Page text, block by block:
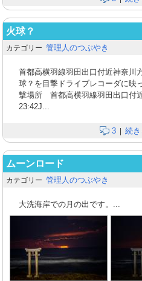
火球？
カテゴリー 管理人のつぶやき
首都高横羽線羽田出口付近神奈川
球？を目撃ドライブレコーダに映
撃場所 首都高横羽線羽田出口付
23:42J...
3 | 続
ムーンロード
カテゴリー 管理人のつぶやき
大洗海岸での月の出です。...